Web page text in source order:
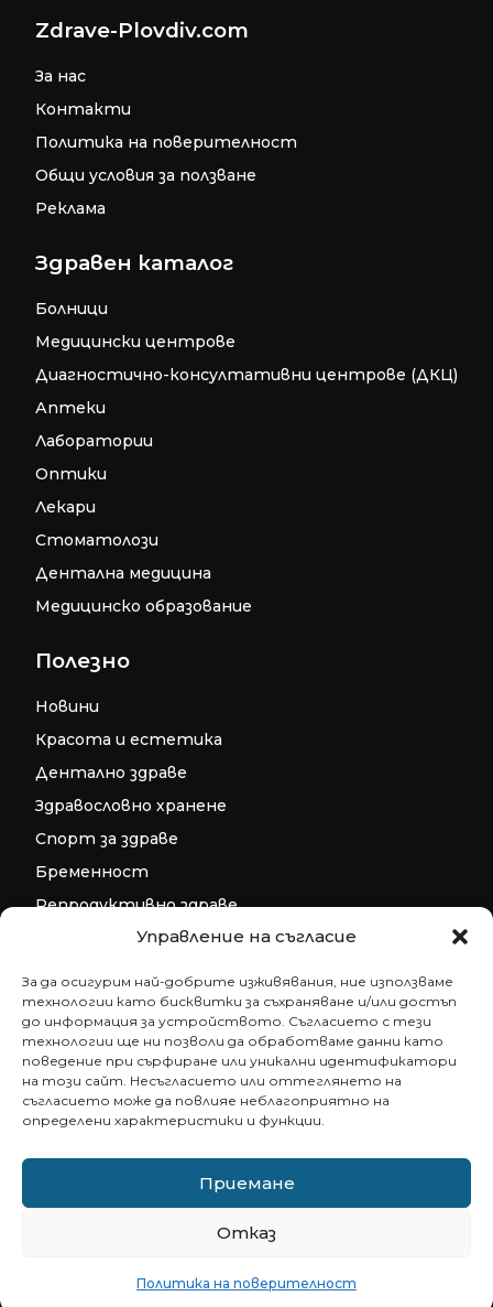
Управление на съгласие
За да осигурим най-добрите изживявания, ние използваме
технологии като бисквитки за съхраняване и/или достъп
до информация за устройството. Съгласието с тези
технологии ще ни позволи да обработваме данни като
поведение при сърфиране или уникални идентификатори
на този сайт. Несъгласието или оттеглянето на
съгласието може да повлияе неблагоприятно на
определени характеристики и функции.
Приемане
Отказ
Политика на поверителност
Не пропускайте важното за
здравето в Пловдив!
безплатни прегледи, нови клиники и
събития в града ни.
поверителност
Zdrave-Plovdiv.com
За нас
Контакти
Политика на поверителност
Общи условия за ползване
Реклама
Здравен каталог
Болници
Медицински центрове
Диагностично-консултативни центрове (ДКЦ)
Аптеки
Лаборатории
Оптики
Лекари
Стоматолози
Дентална медицина
Медицинско образование
Полезно
Новини
Красота и естетика
Дентално здраве
Здравословно хранене
Спорт за здраве
Бременност
Репродуктивно здраве
Детско здраве
Допълнителни ресурси за фокус и
релаксация
Генератор на бинаурални ритми
Генератор на изохронни тонове
zdrave-plovdiv.com - Онлайн портал за